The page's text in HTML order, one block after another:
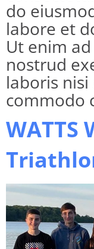
do
labore et
Ut enim
nostrud
laboris
commodo
WATTS